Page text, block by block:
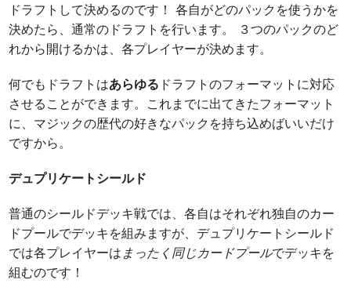
ドラフトして決めるのです！ 各自がどのパックを使うかを
決めたら、通常のドラフトを行います。 ３つのパックのど
れから開けるかは、各プレイヤーが決めます。
何でもドラフトはあらゆる ドラフトのフォーマットに対応
させることができます。これまでに出てきたフォーマット
に、マジックの歴代の好きなパックを持ち込めばいいだけ
ですから。
デュプリケートシールド
普通のシールドデッキ戦では、各自はそれぞれ独自のカー
ドプールでデッキを組みますが、デュプリケートシールド
では各プレイヤーはまったく同じカードプールでデッキを
組むのです！